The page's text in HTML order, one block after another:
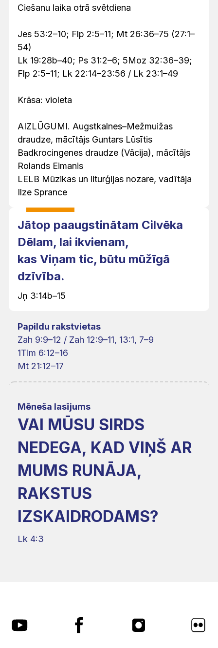
Ciešanu laika otrā svētdiena
Jes 53:2–10; Flp 2:5–11; Mt 26:36–75 (27:1–
54)
Lk 19:28b–40; Ps 31:2–6; 5Moz 32:36–39;
Flp 2:5–11; Lk 22:14–23:56 / Lk 23:1–49
Krāsa: violeta
AIZLŪGUMI. Augstkalnes–Mežmuižas
draudze, mācītājs Guntars Lūsītis
Badkrocingenes draudze (Vācija), mācītājs
Rolands Eimanis
LELB Mūzikas un liturģijas nozare, vadītāja
Ilze Sprance
Jātop paaugstinātam Cilvēka
Dēlam, lai ikvienam,
kas Viņam tic, būtu mūžīgā
dzīvība.
Jņ 3:14b–15
Papildu rakstvietas
Zah 9:9–12 / Zah 12:9–11, 13:1, 7–9
1Tim 6:12–16
Mt 21:12–17
Mēneša lasījums
VAI MŪSU SIRDS
NEDEGA, KAD VIŅŠ AR
MUMS RUNĀJA,
RAKSTUS
IZSKAIDRODAMS?
Lk 4:3